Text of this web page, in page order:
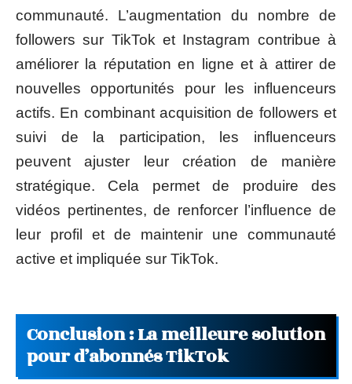
communauté. L’augmentation du nombre de
followers sur TikTok et Instagram contribue à
améliorer la réputation en ligne et à attirer de
nouvelles opportunités pour les influenceurs
actifs. En combinant acquisition de followers et
suivi de la participation, les influenceurs
peuvent ajuster leur création de manière
stratégique. Cela permet de produire des
vidéos pertinentes, de renforcer l’influence de
leur profil et de maintenir une communauté
active et impliquée sur TikTok.
Conclusion : La meilleure solution
pour d’abonnés TikTok